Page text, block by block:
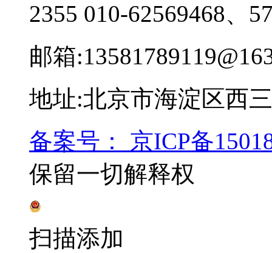
2355 010-62569468、
邮箱
地址:北京市海淀区西
备案号： 京ICP备
保留一切解释权
扫描添加